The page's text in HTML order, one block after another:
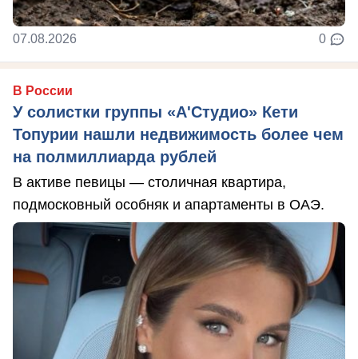
07.08.2026 0
В России
У солистки группы «А'Студио» Кети
Топурии нашли недвижимость более чем
на полмиллиарда рублей
В активе певицы — столичная квартира,
подмосковный особняк и апартаменты в ОАЭ.